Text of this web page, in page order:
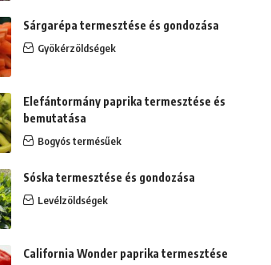
Sárgarépa termesztése és gondozása
Gyökérzöldségek
Elefántormány paprika termesztése és
bemutatása
Bogyós termésűek
Sóska termesztése és gondozása
Levélzöldségek
California Wonder paprika termesztése